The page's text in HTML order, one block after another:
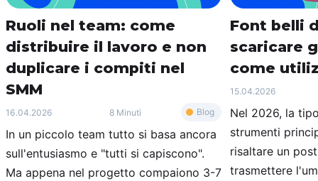
Ruoli nel team: come
distribuire il lavoro e non
duplicare i compiti nel
SMM
16.04.2026 8 Minuti Blog
In un piccolo team tutto si basa ancora
sull'entusiasmo e "tutti si capiscono".
Ma appena nel progetto compaiono 3-7
Font belli
scaricare
come
15.04.2026
Nel 2026, la
strumenti
risaltare un
trasmettere